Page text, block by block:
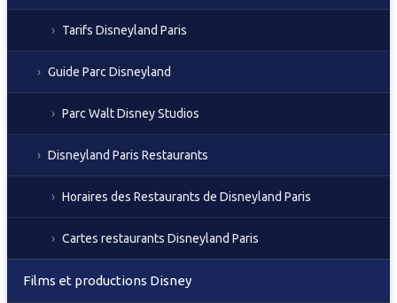
Tarifs Disneyland Paris
Guide Parc Disneyland
Parc Walt Disney Studios
Disneyland Paris Restaurants
Horaires des Restaurants de Disneyland Paris
Cartes restaurants Disneyland Paris
Films et productions Disney